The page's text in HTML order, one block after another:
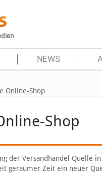
NEWS
Online-Shop
Shop
der Versandhandel Quelle
geraumer Zeit ein neuer